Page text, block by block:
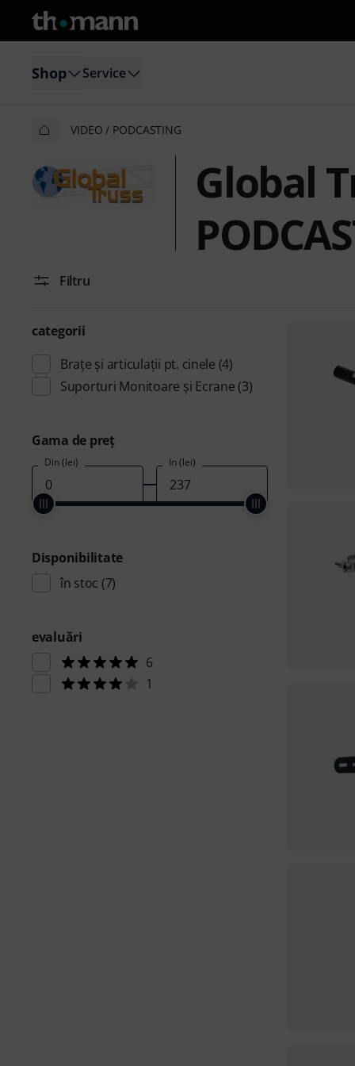
Shop Service
VIDEO / PODCASTING
Global
Filtru
categorii
Brațe și articulații pt. cinele (4)
Suporturi Monitoare și Ecrane (3)
Gama de preţ
Din (lei) În (lei)
Disponibilitate
în stoc (7)
evaluări
6
1